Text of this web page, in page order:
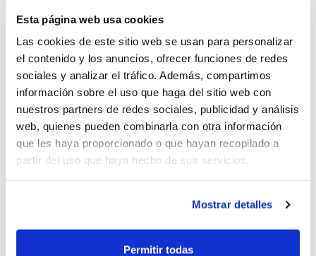
Esta página web usa cookies
Las cookies de este sitio web se usan para personalizar
el contenido y los anuncios, ofrecer funciones de redes
sociales y analizar el tráfico. Además, compartimos
información sobre el uso que haga del sitio web con
nuestros partners de redes sociales, publicidad y análisis
web, quienes pueden combinarla con otra información
que les haya proporcionado o que hayan recopilado a
partir del uso que haya hecho de sus servicios.
Mostrar detalles
Permitir todas
3×3 Infantil y Cadete CB
Algemesí
Torneo Minibasket 3×3 CB
Algemesí
Torneig 3×3 Minibàsquet CB